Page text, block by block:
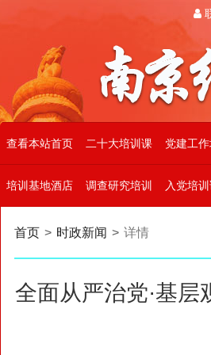
查看本站首页 二十大培训课 党建工作
培训基地酒店 调查研究培训 入党培
首页 > 时政新闻 > 详情
全面从严治党·基